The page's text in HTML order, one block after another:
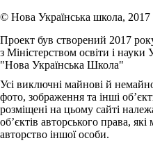
© Нова Українська школа, 2017
Проект був створений 2017
з Міністерством освіти і
"Нова Українська Школа"
Усі виключні майнові й
фото, зображення та інші
розміщені на цьому сайті
об’єктів авторського права,
авторство іншої особи.